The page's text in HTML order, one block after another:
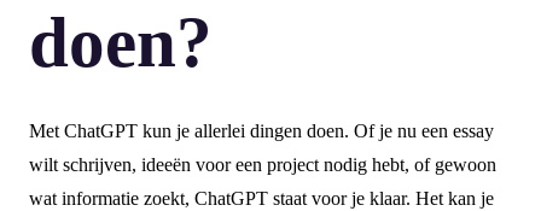
doen?
Met ChatGPT kun je allerlei dingen doen. Of je nu een essay
wilt schrijven, ideeën voor een project nodig hebt, of gewoon
wat informatie zoekt, ChatGPT staat voor je klaar. Het kan je